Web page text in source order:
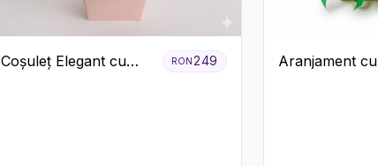
Coșuleț Elegant cu
RON249
Aranjament cu